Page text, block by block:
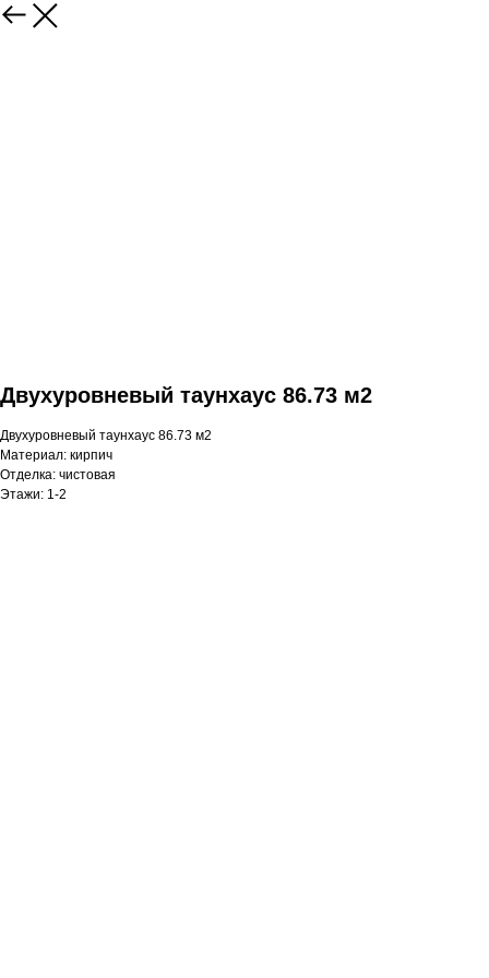
Двухуровневый таунхаус 86.73 м2
Двухуровневый таунхаус 86.73 м2
Материал: кирпич
Отделка: чистовая
Этажи: 1-2